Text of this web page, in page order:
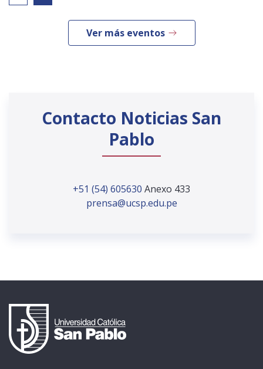
Ver más eventos
Contacto Noticias San
Pablo
+51 (54) 605630 Anexo 433
prensa@ucsp.edu.pe